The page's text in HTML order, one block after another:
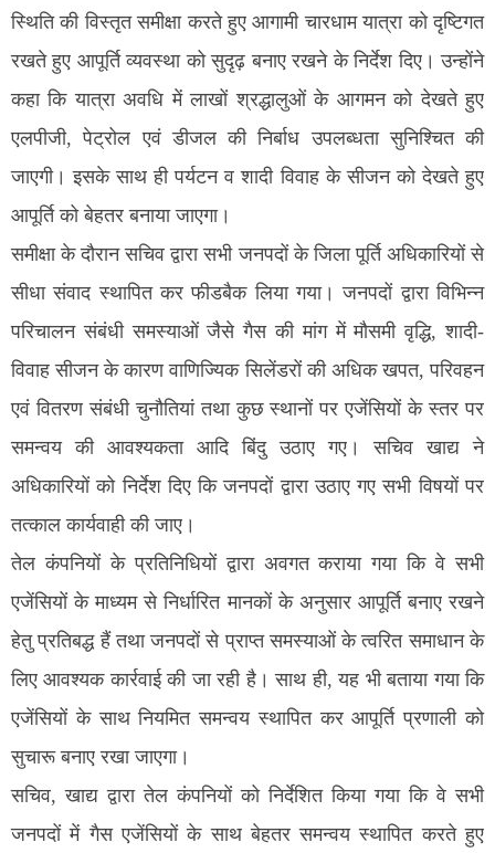
स्थिति की विस्तृत समीक्षा करते हुए आगामी चारधाम यात्रा को दृष्टिगत
रखते हुए आपूर्ति व्यवस्था को सुदृढ़ बनाए रखने के निर्देश दिए। उन्होंने
कहा कि यात्रा अवधि में लाखों श्रद्धालुओं के आगमन को देखते हुए
एलपीजी, पेट्रोल एवं डीजल की निर्बाध उपलब्धता सुनिश्चित की
जाएगी। इसके साथ ही पर्यटन व शादी विवाह के सीजन को देखते हुए
आपूर्ति को बेहतर बनाया जाएगा।
समीक्षा के दौरान सचिव द्वारा सभी जनपदों के जिला पूर्ति अधिकारियों से
सीधा संवाद स्थापित कर फीडबैक लिया गया। जनपदों द्वारा विभिन्न
परिचालन संबंधी समस्याओं जैसे गैस की मांग में मौसमी वृद्धि, शादी-
विवाह सीजन के कारण वाणिज्यिक सिलेंडरों की अधिक खपत, परिवहन
एवं वितरण संबंधी चुनौतियां तथा कुछ स्थानों पर एजेंसियों के स्तर पर
समन्वय की आवश्यकता आदि बिंदु उठाए गए। सचिव खाद्य ने
अधिकारियों को निर्देश दिए कि जनपदों द्वारा उठाए गए सभी विषयों पर
तत्काल कार्यवाही की जाए।
तेल कंपनियों के प्रतिनिधियों द्वारा अवगत कराया गया कि वे सभी
एजेंसियों के माध्यम से निर्धारित मानकों के अनुसार आपूर्ति बनाए रखने
हेतु प्रतिबद्ध हैं तथा जनपदों से प्राप्त समस्याओं के त्वरित समाधान के
लिए आवश्यक कार्रवाई की जा रही है। साथ ही, यह भी बताया गया कि
एजेंसियों के साथ नियमित समन्वय स्थापित कर आपूर्ति प्रणाली को
सुचारू बनाए रखा जाएगा।
सचिव, खाद्य द्वारा तेल कंपनियों को निर्देशित किया गया कि वे सभी
जनपदों में गैस एजेंसियों के साथ बेहतर समन्वय स्थापित करते हुए